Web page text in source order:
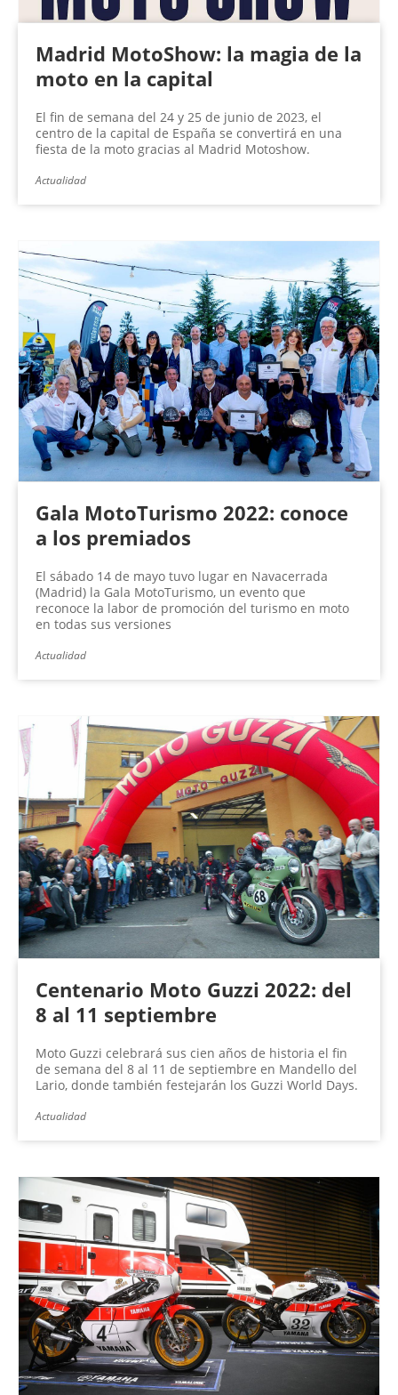
Madrid MotoShow: la magia de la
moto en la capital
El fin de semana del 24 y 25 de junio de 2023, el
centro de la capital de España se convertirá en una
fiesta de la moto gracias al Madrid Motoshow.
Actualidad
Gala MotoTurismo 2022: conoce
a los premiados
El sábado 14 de mayo tuvo lugar en Navacerrada
(Madrid) la Gala MotoTurismo, un evento que
reconoce la labor de promoción del turismo en moto
en todas sus versiones
Actualidad
Centenario Moto Guzzi 2022: del
8 al 11 septiembre
Moto Guzzi celebrará sus cien años de historia el fin
de semana del 8 al 11 de septiembre en Mandello del
Lario, donde también festejarán los Guzzi World Days.
Actualidad